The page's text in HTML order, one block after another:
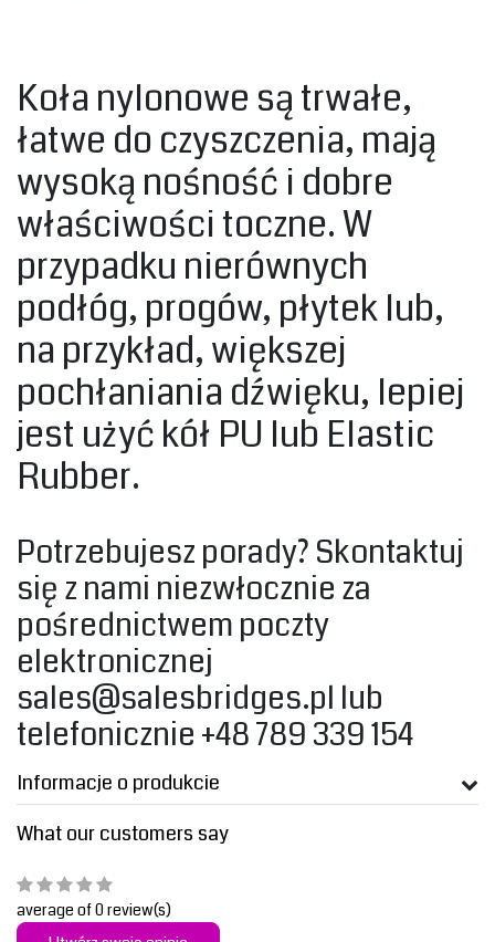
‎Koła nylonowe są trwałe,
łatwe do czyszczenia, mają
wysoką nośność i dobre
właściwości toczne. W
przypadku nierównych
podłóg, progów, płytek lub,
na przykład, większej
pochłaniania dźwięku, lepiej
jest użyć kół PU lub Elastic
Rubber.‎
‎Potrzebujesz porady? Skontaktuj
się z nami niezwłocznie za
pośrednictwem poczty
elektronicznej
sales@salesbridges.pl lub
telefonicznie +48 789 339 154‎
Informacje o produkcie
What our customers say
average of 0 review(s)